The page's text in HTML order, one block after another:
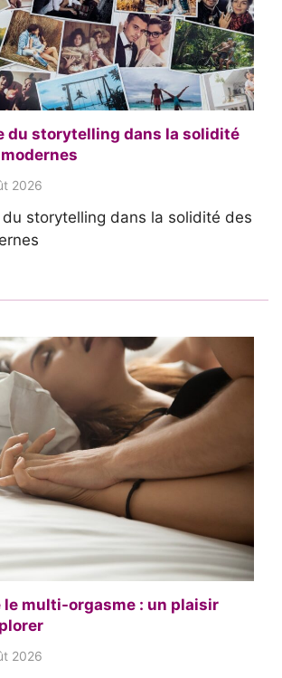
du storytelling dans la solidité
2026
storytelling dans la solidité des
le multi-orgasme : un plaisir
2026